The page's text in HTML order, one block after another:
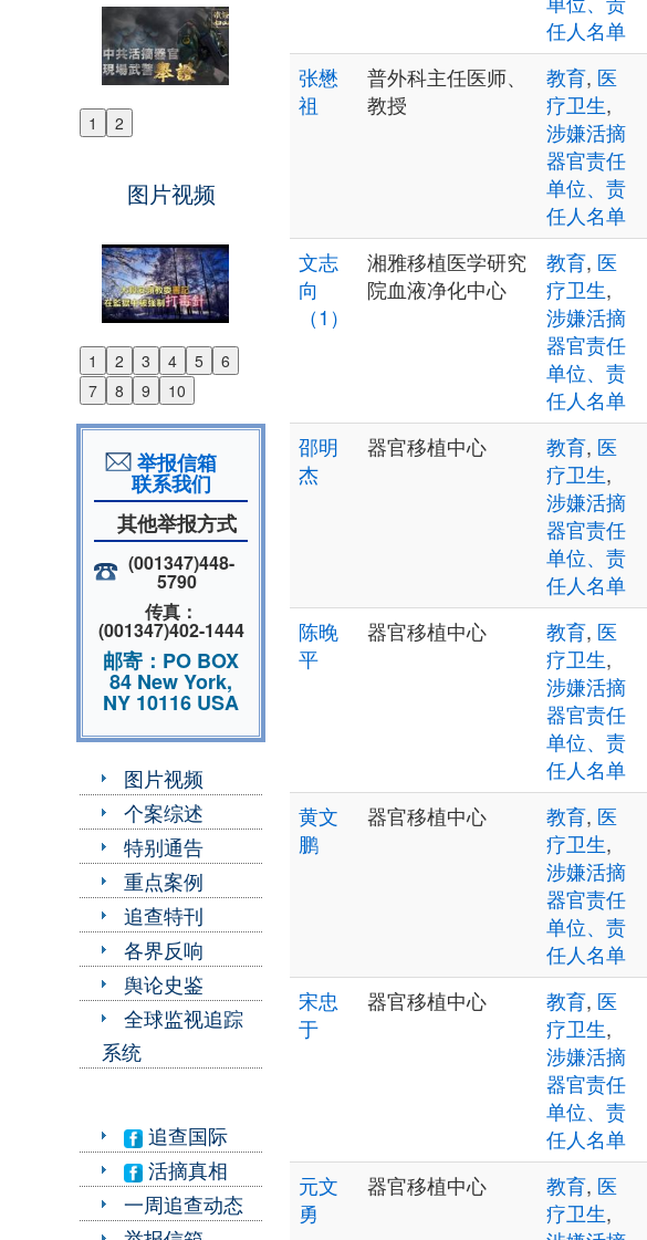
1 2
Previous
图片视频
1 2 3 4 5
6
7
8 9 10
Previous
Next
举报信箱
联系我们
其他举报方式
(001347)448-
5790
传真：
(001347)402-1444
邮寄：PO BOX
84 New York,
NY 10116 USA
图片视频
个案综述
特别通告
重点案例
追查特刊
各界反响
舆论史鉴
全球监视追踪
系统
追查国际
活摘真相
一周追查动态
任人名单
张懋
祖
普外科主任医师、
教授
教育, 医
疗卫生,
涉嫌活摘
器官责任
单位、责
任人名单
文志
向
（1）
湘雅移植医学研究
院血液净化中心
教育, 医
疗卫生,
涉嫌活摘
器官责任
单位、责
任人名单
邵明
杰
器官移植中心 教育, 医
疗卫生,
涉嫌活摘
器官责任
单位、责
任人名单
陈晚
平
器官移植中心 教育, 医
疗卫生,
涉嫌活摘
器官责任
单位、责
任人名单
黄文
鹏
器官移植中心 教育, 医
疗卫生,
涉嫌活摘
器官责任
单位、责
任人名单
宋忠
于
器官移植中心 教育, 医
疗卫生,
涉嫌活摘
器官责任
单位、责
任人名单
元文
勇
器官移植中心 教育, 医
疗卫生,